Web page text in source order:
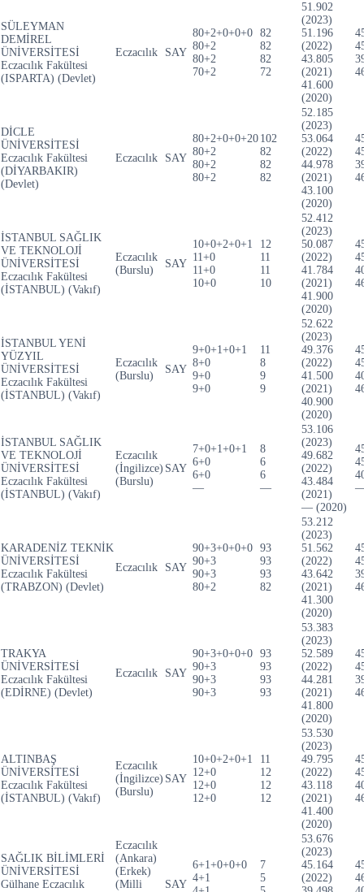
SÜLEYMAN
DEMİREL
ÜNİVERSİTESİ
Eczacılık Fakültesi
(ISPARTA) (Devlet)
Eczacılık SAY
80+2+0+0+0
80+2
80+2
70+2
82
82
82
72
51.902
(2023)
51.196
(2022)
43.805
(2021)
41.600
(2020)
DİCLE
ÜNİVERSİTESİ
Eczacılık Fakültesi
(DİYARBAKIR)
(Devlet)
Eczacılık SAY
80+2+0+0+20
80+2
80+2
80+2
102
82
82
82
52.185
(2023)
53.064
(2022)
44.978
(2021)
43.100
(2020)
İSTANBUL SAĞLIK
VE TEKNOLOJİ
ÜNİVERSİTESİ
Eczacılık Fakültesi
(İSTANBUL) (Vakıf)
Eczacılık
(Burslu)
SAY
10+0+2+0+1
11+0
11+0
10+0
12
11
11
10
52.412
(2023)
50.087
(2022)
41.784
(2021)
41.900
(2020)
İSTANBUL YENİ
YÜZYIL
ÜNİVERSİTESİ
Eczacılık Fakültesi
(İSTANBUL) (Vakıf)
Eczacılık
(Burslu)
SAY
9+0+1+0+1
8+0
9+0
9+0
11
8
9
9
52.622
(2023)
49.376
(2022)
41.500
(2021)
40.900
(2020)
İSTANBUL SAĞLIK
VE TEKNOLOJİ
ÜNİVERSİTESİ
Eczacılık Fakültesi
(İSTANBUL) (Vakıf)
Eczacılık
(İngilizce)
(Burslu)
SAY
7+0+1+0+1
6+0
6+0
—
8
6
6
—
53.106
(2023)
49.682
(2022)
43.484
(2021)
— (2020)
KARADENİZ TEKNİK
ÜNİVERSİTESİ
Eczacılık Fakültesi
(TRABZON) (Devlet)
Eczacılık SAY
90+3+0+0+0
90+3
90+3
80+2
93
93
93
82
53.212
(2023)
51.562
(2022)
43.642
(2021)
41.300
(2020)
TRAKYA
ÜNİVERSİTESİ
Eczacılık Fakültesi
(EDİRNE) (Devlet)
Eczacılık SAY
90+3+0+0+0
90+3
90+3
90+3
93
93
93
93
53.383
(2023)
52.589
(2022)
44.281
(2021)
41.800
(2020)
ALTINBAŞ
ÜNİVERSİTESİ
Eczacılık Fakültesi
(İSTANBUL) (Vakıf)
Eczacılık
(İngilizce)
(Burslu)
SAY
10+0+2+0+1
12+0
12+0
12+0
11
12
12
12
53.530
(2023)
49.795
(2022)
43.118
(2021)
41.400
(2020)
SAĞLIK BİLİMLERİ
ÜNİVERSİTESİ
Gülhane Eczacılık
Eczacılık
(Ankara)
(Erkek)
(Milli
SAY
6+1+0+0+0
4+1
7
5
53.676
(2023)
45.164
(2022)